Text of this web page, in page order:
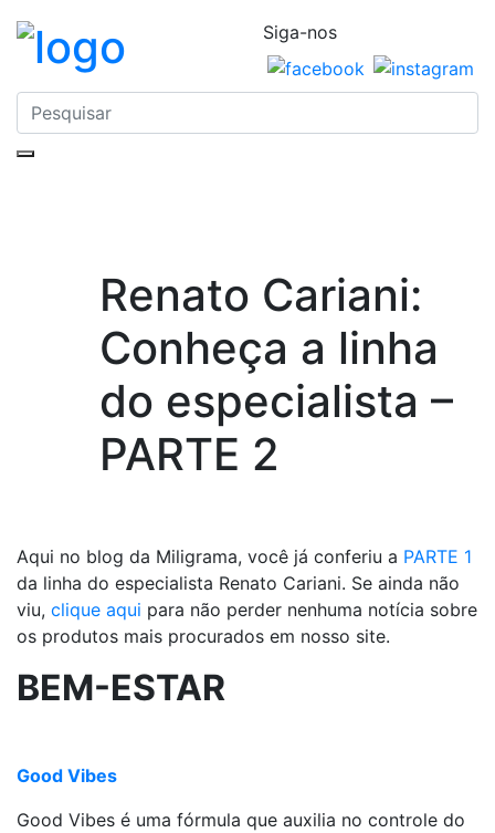
Siga-nos
Renato Cariani:
Conheça a linha
do especialista –
PARTE 2
Aqui no blog da Miligrama, você já conferiu a PARTE 1
da linha do especialista Renato Cariani. Se ainda não
viu, clique aqui para não perder nenhuma notícia sobre
os produtos mais procurados em nosso site.
BEM-ESTAR
Good Vibes
Good Vibes é uma fórmula que auxilia no controle do